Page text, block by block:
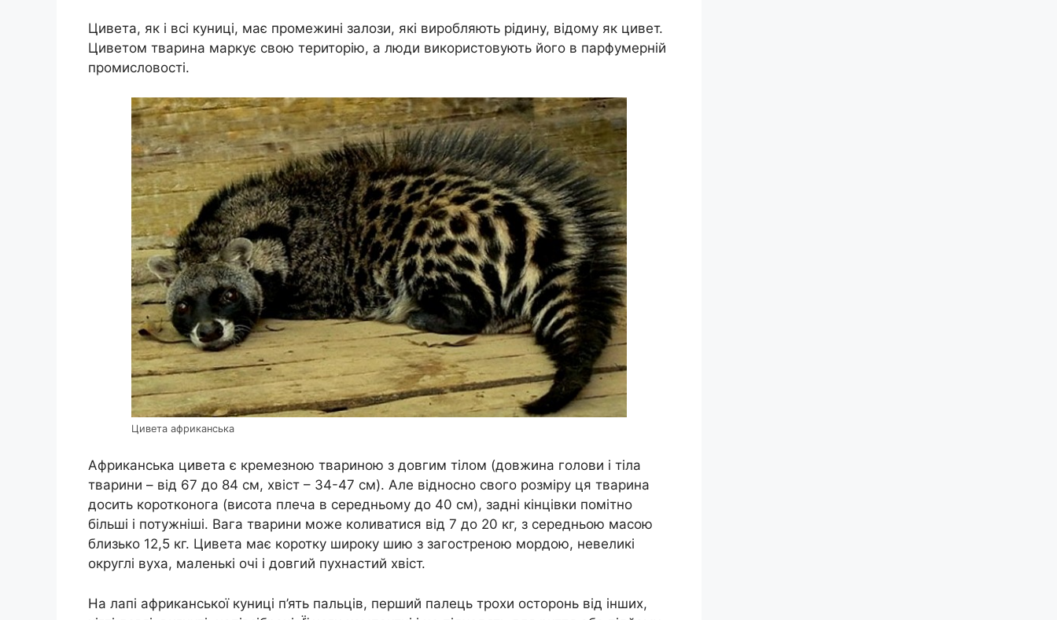
Цивета, як і всі куниці, має промежині залози, які виробляють рідину, відому як цивет.
Циветом тварина маркує свою територію, а люди використовують його в парфумерній
промисловості.
Цивета африканська
Африканська цивета є кремезною твариною з довгим тілом (довжина голови і тіла
тварини – від 67 до 84 см, хвіст – 34-47 см). Але відносно свого розміру ця тварина
досить коротконога (висота плеча в середньому до 40 см), задні кінцівки помітно
більші і потужніші. Вага тварини може коливатися від 7 до 20 кг, з середньою масою
близько 12,5 кг. Цивета має коротку широку шию з загостреною мордою, невеликі
округлі вуха, маленькі очі і довгий пухнастий хвіст.
На лапі африканської куниці п’ять пальців, перший палець трохи осторонь від інших,